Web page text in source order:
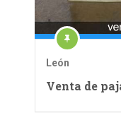
León
Venta de